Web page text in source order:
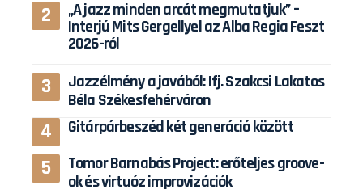
„A jazz minden arcát megmutatjuk” –
Interjú Mits Gergellyel az Alba Regia Feszt
2026-ról
Jazzélmény a javából: Ifj. Szakcsi Lakatos
Béla Székesfehérváron
Gitárpárbeszéd két generáció között
Tomor Barnabás Project: erőteljes groove-
ok és virtuóz improvizációk